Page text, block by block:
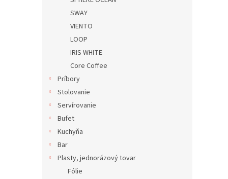
SWAY
VIENTO
LOOP
IRIS WHITE
Core Coffee
Príbory
Stolovanie
Servírovanie
Bufet
Kuchyňa
Bar
Plasty, jednorázový tovar
Fólie